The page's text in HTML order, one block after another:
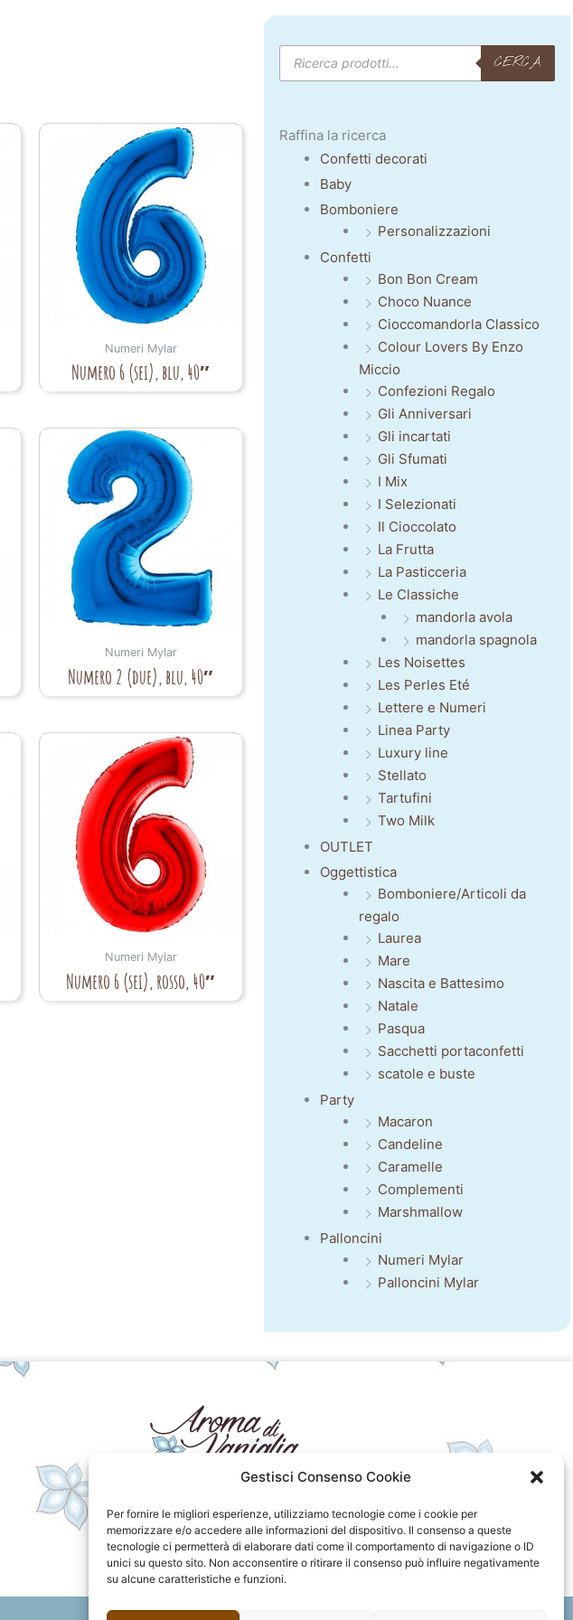
Gestisci Consenso Cookie
Per fornire le migliori esperienze, utilizziamo tecnologie come i cookie per
memorizzare e/o accedere alle informazioni del dispositivo. Il consenso a queste
tecnologie ci permetterà di elaborare dati come il comportamento di navigazione o ID
unici su questo sito. Non acconsentire o ritirare il consenso può influire negativamente
su alcune caratteristiche e funzioni.
Numeri Mylar
Numero 6 (sei), blu, 40″
Numeri Mylar
Numero 2 (due), blu, 40″
Numeri Mylar
Numero 6 (sei), rosso, 40″
Products
search CERCA
Raffina la ricerca
Confetti decorati
Baby
Bomboniere
Personalizzazioni
Confetti
Bon Bon Cream
Choco Nuance
Cioccomandorla Classico
Colour Lovers By Enzo
Miccio
Confezioni Regalo
Gli Anniversari
Gli incartati
Gli Sfumati
I Mix
I Selezionati
Il Cioccolato
La Frutta
La Pasticceria
Le Classiche
mandorla avola
mandorla spagnola
Les Noisettes
Les Perles Eté
Lettere e Numeri
Linea Party
Luxury line
Stellato
Tartufini
Two Milk
OUTLET
Oggettistica
Bomboniere/Articoli da
regalo
Laurea
Mare
Nascita e Battesimo
Natale
Pasqua
Sacchetti portaconfetti
scatole e buste
Party
Macaron
Candeline
Caramelle
Complementi
Marshmallow
Palloncini
Numeri Mylar
Palloncini Mylar
F
a
c
e
I
n
s
t
P
i
n
t
F
l
i
c